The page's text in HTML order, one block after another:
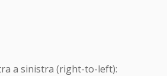
a sinistra (right-to-left):